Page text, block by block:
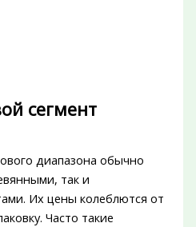
сегмент
диапазона обычно
так и
Их цены колеблются от
Часто такие